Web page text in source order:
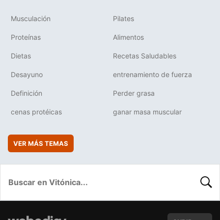
Musculación Pilates
Proteínas Alimentos
Dietas Recetas Saludables
Desayuno entrenamiento de fuerza
Definición Perder grasa
cenas protéicas ganar masa muscular
VER MÁS TEMAS